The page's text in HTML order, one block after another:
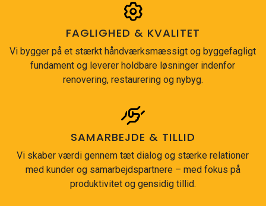
FAGLIGHED & KVALITET
Vi bygger på et stærkt håndværksmæssigt og byggefagligt
fundament og leverer holdbare løsninger indenfor
renovering, restaurering og nybyg.
SAMARBEJDE & TILLID
Vi skaber værdi gennem tæt dialog og stærke relationer
med kunder og samarbejdspartnere – med fokus på
produktivitet og gensidig tillid.